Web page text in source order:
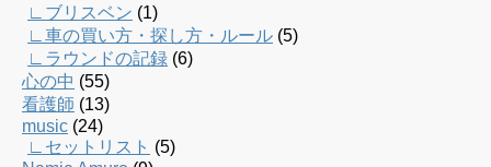
∟ブリスベン (1)
∟車の買い方・探し方・ルール (5)
∟ラウンドの記録 (6)
心の中 (55)
看護師 (13)
music (24)
∟セットリスト (5)